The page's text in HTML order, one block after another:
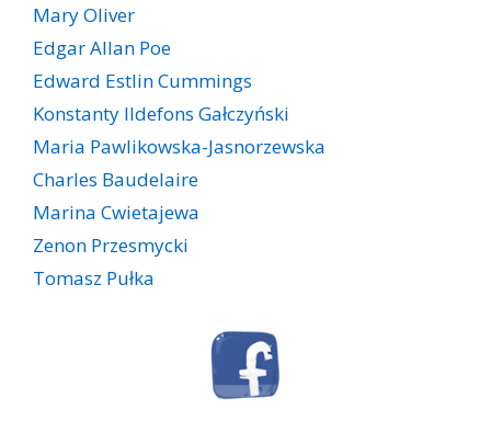
Mary Oliver
Edgar Allan Poe
Edward Estlin Cummings
Konstanty Ildefons Gałczyński
Maria Pawlikowska-Jasnorzewska
Charles Baudelaire
Marina Cwietajewa
Zenon Przesmycki
Tomasz Pułka